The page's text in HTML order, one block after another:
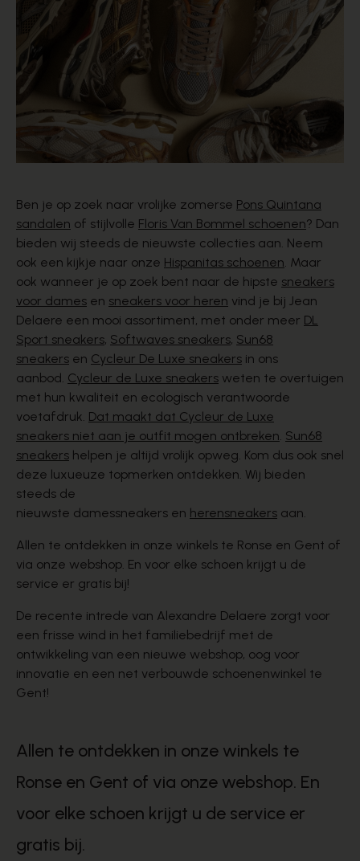
Ben je op zoek naar vrolijke zomerse Pons Quintana
sandalen of stijlvolle Floris Van Bommel schoenen? Dan
bieden wij steeds de nieuwste collecties aan. Neem
ook een kijkje naar onze Hispanitas schoenen. Maar
ook wanneer je op zoek bent naar de hipste sneakers
voor dames en sneakers voor heren vind je bij Jean
Delaere een mooi assortiment, met onder meer DL
Sport sneakers, Softwaves sneakers, Sun68
sneakers en Cycleur De Luxe sneakers in ons
aanbod. Cycleur de Luxe sneakers weten te overtuigen
met hun kwaliteit en ecologisch verantwoorde
voetafdruk. Dat maakt dat Cycleur de Luxe
sneakers niet aan je outfit mogen ontbreken. Sun68
sneakers helpen je altijd vrolijk opweg. Kom dus ook snel
deze luxueuze topmerken ontdekken. Wij bieden
steeds de
nieuwste damessneakers en herensneakers aan.
Allen te ontdekken in onze winkels te Ronse en Gent of
via onze webshop. En voor elke schoen krijgt u de
service er gratis bij!
De recente intrede van Alexandre Delaere zorgt voor
een frisse wind in het familiebedrijf met de
ontwikkeling van een nieuwe webshop, oog voor
innovatie en een net verbouwde schoenenwinkel te
Gent!
Allen te ontdekken in onze winkels te
Ronse en Gent of via onze webshop. En
voor elke schoen krijgt u de service er
gratis bij.